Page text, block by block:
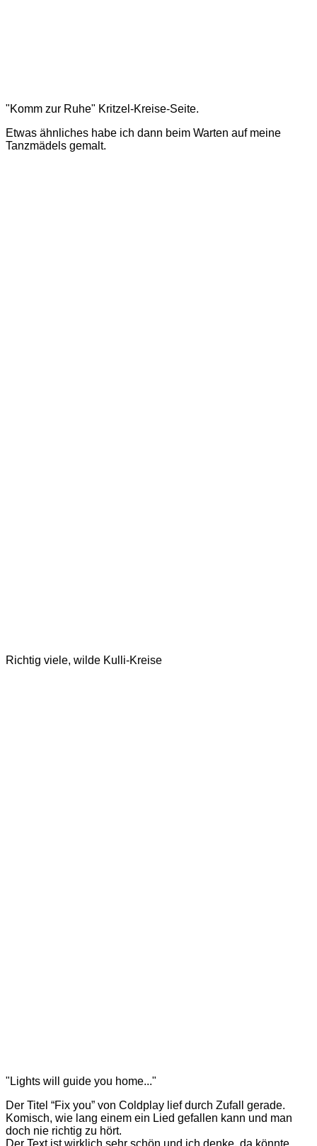
"Komm zur Ruhe" Kritzel-Kreise-Seite.
Etwas ähnliches habe ich dann beim Warten auf meine
Tanzmädels gemalt.
Richtig viele, wilde Kulli-Kreise
"Lights will guide you home..."
Der Titel “Fix you” von Coldplay lief durch Zufall gerade.
Komisch, wie lang einem ein Lied gefallen kann und man
doch nie richtig zu hört.